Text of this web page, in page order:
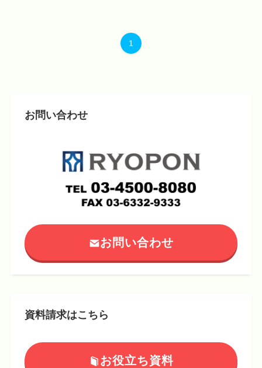
1
お問い合わせ
お問い合わせ
資料請求はこちら
お役立ち資料